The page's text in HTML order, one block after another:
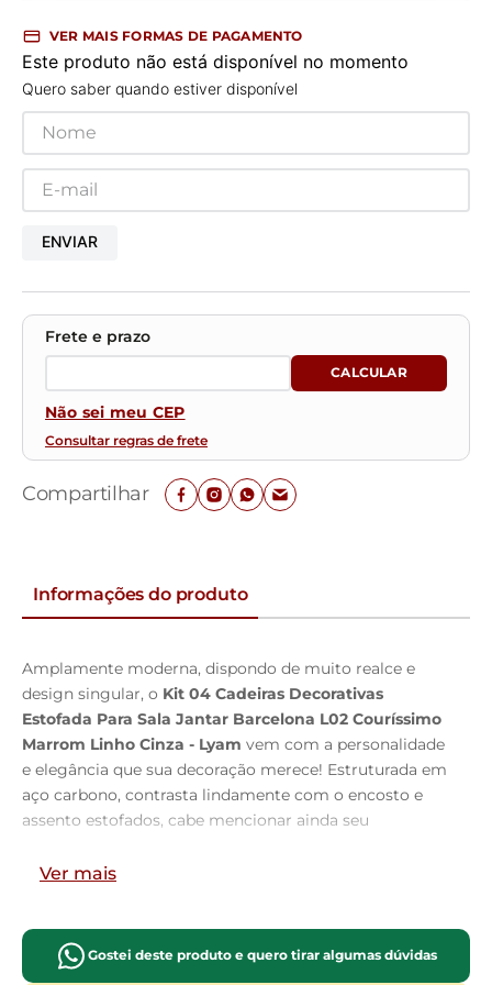
VER MAIS FORMAS DE PAGAMENTO
Este produto não está disponível no momento
Quero saber quando estiver disponível
ENVIAR
Não sei meu CEP
Consultar regras de frete
Compartilhar
Informações do produto
Amplamente moderna, dispondo de muito realce e
design singular, o Kit 04 Cadeiras Decorativas
Estofada Para Sala Jantar Barcelona L02 Couríssimo
Marrom Linho Cinza - Lyam vem com a personalidade
e elegância que sua decoração merece! Estruturada em
aço carbono, contrasta lindamente com o encosto e
assento estofados, cabe mencionar ainda seu
por materiais de excelente qualidade, extremamente
ambiente, otimizando seu espaço e promovendo
máximo conforto. Pode ser disposta em sala de jantar,
Ver mais
Gostei deste produto e quero tirar algumas dúvidas